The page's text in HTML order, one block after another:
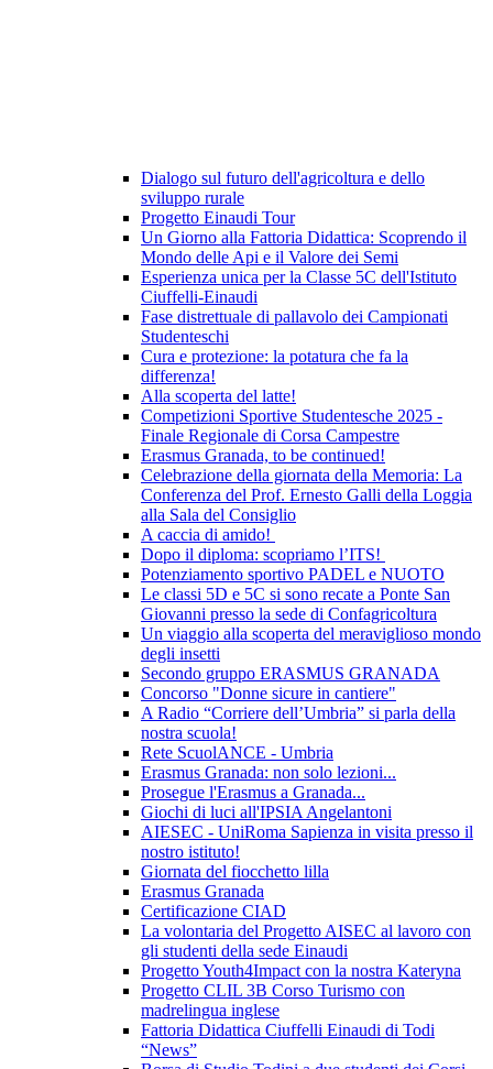
Dialogo sul futuro dell'agricoltura e dello
sviluppo rurale
Progetto Einaudi Tour
Un Giorno alla Fattoria Didattica: Scoprendo il
Mondo delle Api e il Valore dei Semi
Esperienza unica per la Classe 5C dell'Istituto
Ciuffelli-Einaudi
Fase distrettuale di pallavolo dei Campionati
Studenteschi
Cura e protezione: la potatura che fa la
differenza!
Alla scoperta del latte!
Competizioni Sportive Studentesche 2025 -
Finale Regionale di Corsa Campestre
Erasmus Granada, to be continued!
Celebrazione della giornata della Memoria: La
Conferenza del Prof. Ernesto Galli della Loggia
alla Sala del Consiglio
A caccia di amido!
Dopo il diploma: scopriamo l’ITS!
Potenziamento sportivo PADEL e NUOTO
Le classi 5D e 5C si sono recate a Ponte San
Giovanni presso la sede di Confagricoltura
Un viaggio alla scoperta del meraviglioso mondo
degli insetti
Secondo gruppo ERASMUS GRANADA
Concorso "Donne sicure in cantiere"
A Radio “Corriere dell’Umbria” si parla della
nostra scuola!
Rete ScuolANCE - Umbria
Erasmus Granada: non solo lezioni...
Prosegue l'Erasmus a Granada...
Giochi di luci all'IPSIA Angelantoni
AIESEC - UniRoma Sapienza in visita presso il
nostro istituto!
Giornata del fiocchetto lilla
Erasmus Granada
Certificazione CIAD
La volontaria del Progetto AISEC al lavoro con
gli studenti della sede Einaudi
Progetto Youth4Impact con la nostra Kateryna
Progetto CLIL 3B Corso Turismo con
madrelingua inglese
Fattoria Didattica Ciuffelli Einaudi di Todi
“News”